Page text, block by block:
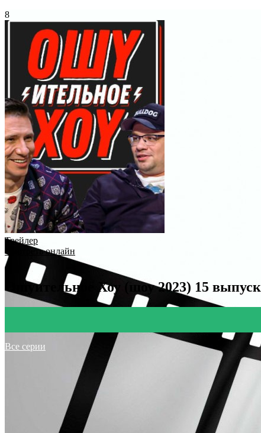
8
Трейлер
Смотреть онлайн
Ошуительное Хоу (шоу 2023) 15 выпуск
Все серии